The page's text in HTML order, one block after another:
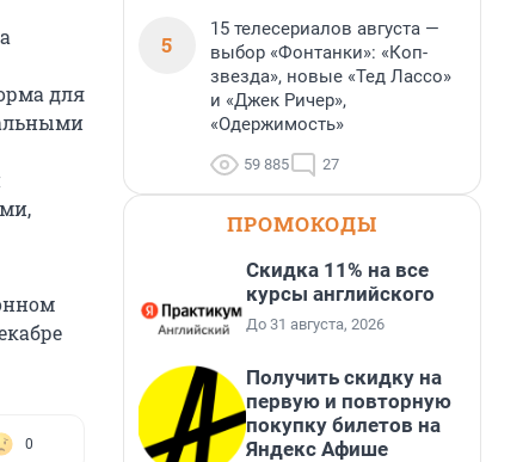
для
0
5
15 телесериалов августа —
выбор «Фонтанки»: «Коп-
звезда», новые «Тед Лассо»
и «Джек Ричер»,
«Одержимость»
59 885 27
ПРОМОКОДЫ
Скидка 11% на все
курсы английского
До 31 августа, 2026
Получить скидку на
первую и повторную
покупку билетов на
Яндекс Афише